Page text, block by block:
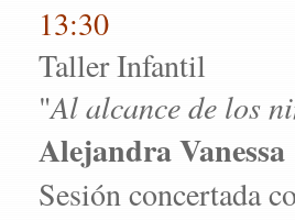
13:30
Taller Infantil
"Al alcance de los
Alejandra Vanessa
Sesión concertada